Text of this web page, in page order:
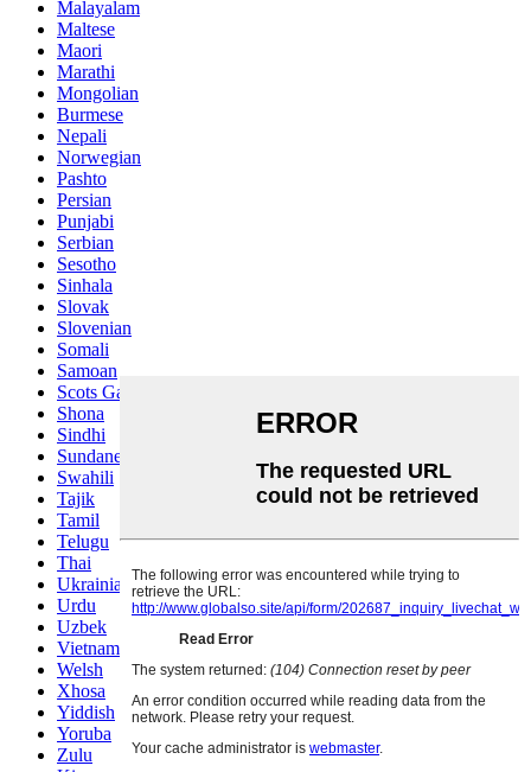
Malayalam
Maltese
Maori
Marathi
Mongolian
Burmese
Nepali
Norwegian
Pashto
Persian
Punjabi
Serbian
Sesotho
Sinhala
Slovak
Slovenian
Somali
Samoan
Scots Gaelic
Shona
Sindhi
Sundanese
Swahili
Tajik
Tamil
Telugu
Thai
Ukrainian
Urdu
Uzbek
Vietnamese
Welsh
Xhosa
Yiddish
Yoruba
Zulu